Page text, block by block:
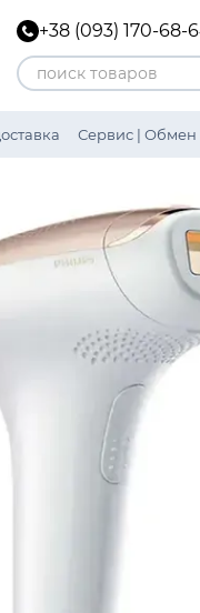
+38 (093) 170-68-
Сервис | Обмен